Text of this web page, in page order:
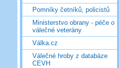
Pomníky četníků, policistů
Ministerstvo obrany - péče o
válečné veterány
Válka.cz
Válečné hroby z databáze
CEVH